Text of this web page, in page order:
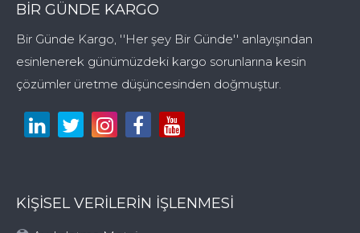
BIR GÜNDE KARGO
Bir Günde Kargo, ''Her şey Bir Günde'' anlayışından
esinlenerek günümüzdeki kargo sorunlarına kesin
çözümler üretme düşüncesinden doğmuştur.
KİŞİSEL VERİLERİN İŞLENMESİ